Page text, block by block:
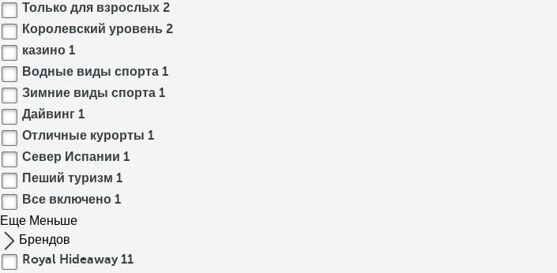
Только для взрослых 2
Королевский уровень 2
казино 1
Водные виды спорта 1
Зимние виды спорта 1
Дайвинг 1
Отличные курорты 1
Север Испании 1
Пеший туризм 1
Все включено 1
Еще Меньше
Брендов
Royal Hideaway 11